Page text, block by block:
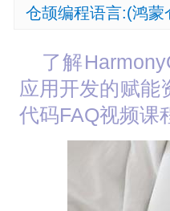
仓颉编程语言:(鸿蒙
了解
应用开发的赋能
代码FAQ视频课